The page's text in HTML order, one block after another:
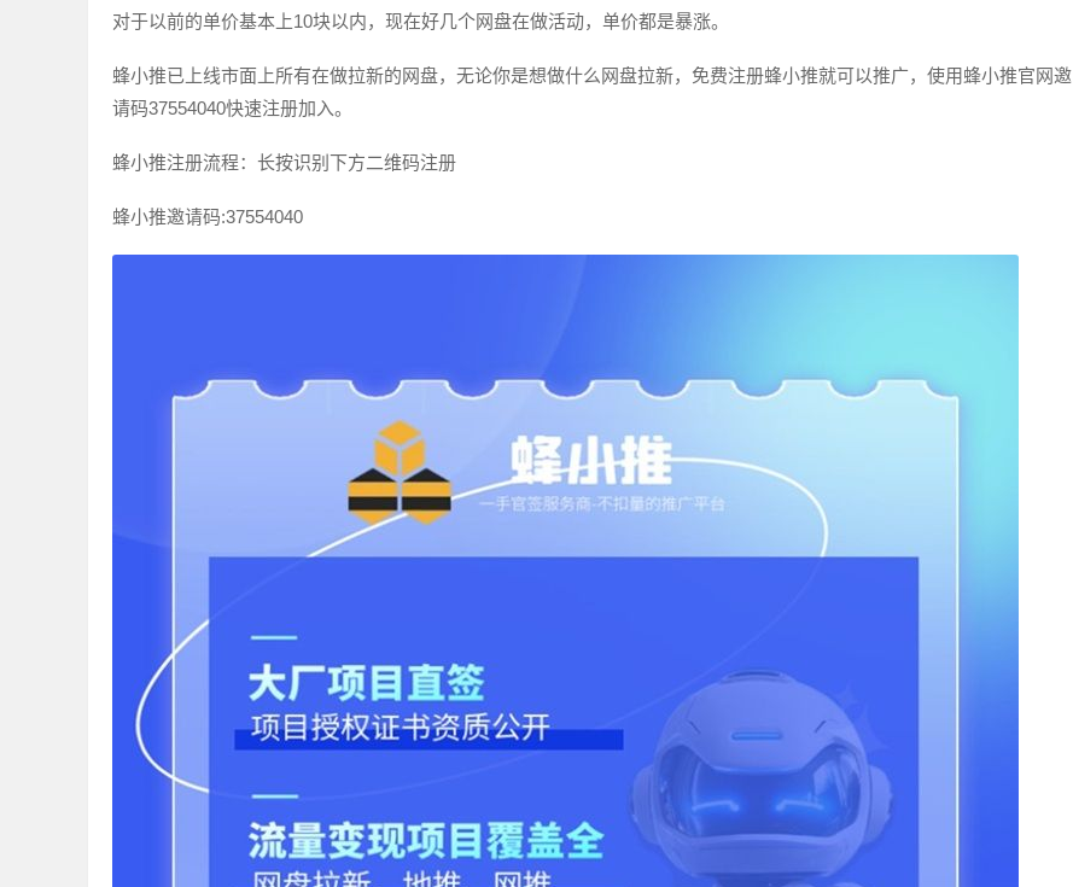
对于以前的单价基本上10块以内，现在好几个网盘在做活动，单价都是暴涨。
蜂小推已上线市面上所有在做拉新的网盘，无论你是想做什么网盘拉新，免费注册蜂小推就可以推广，使用蜂小推官网邀
请码37554040快速注册加入。
蜂小推注册流程：长按识别下方二维码注册
蜂小推邀请码:37554040